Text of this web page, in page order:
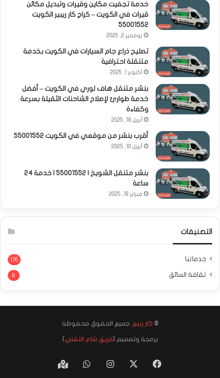
خدمة تجفيت مكاين وقيرات وتبديل مكائن
قيرات في الكويت – كراج كار ريبير الكويت
55001552
نوفمبر 2, 2025
تصليح ذراع جام السيارات في الكويت بخدمة
متنقلة احترافية
أكتوبر 1, 2025
بنشر متنقل هاف لوري في الكويت – أفضل
خدمة طوارئ لإصلاح الشاحنات الثقيلة بسرعة
وكفاءة
أبريل 19, 2025
أقرب بنشر من موقعي في الكويت 55001552
أبريل 10, 2025
بنشر متنقل الشويخ | 55001552 | خدمة 24
ساعة
فبراير 19, 2025
التصنيفات
خدماتنا 176
ثقافة السائق 6
© كار ريبير . جميع الحقوق محفوظة
برمجة وتصميم [فريق شام التقني]
فيسبوك انستقرامواتسابGoogle